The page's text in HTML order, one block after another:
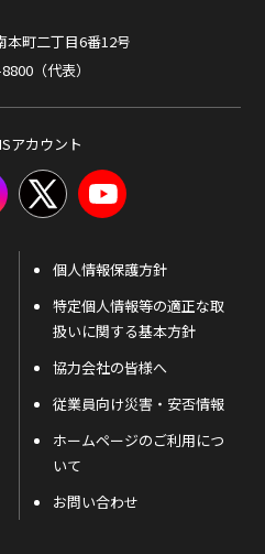
本町二丁目6番12号
（代表）
アカウント
個人情報保護方針
特定個人情報等の適正な取
扱いに関する基本方針
協力会社の皆様へ
従業員向け災害・安否情報
ホームページのご利用につ
いて
お問い合わせ